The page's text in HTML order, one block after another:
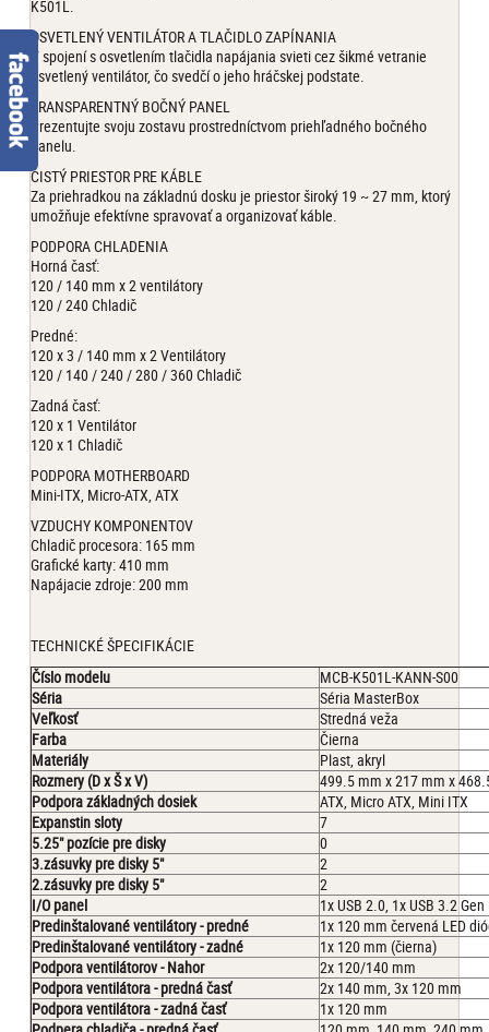
K501L.
OSVETLENÝ VENTILÁTOR A TLAČIDLO ZAPÍNANIA
V spojení s osvetlením tlačidla napájania svieti cez šikmé vetranie
osvetlený ventilátor, čo svedčí o jeho hráčskej podstate.
TRANSPARENTNÝ BOČNÝ PANEL
Prezentujte svoju zostavu prostredníctvom priehľadného bočného
panelu.
ČISTÝ PRIESTOR PRE KÁBLE
Za priehradkou na základnú dosku je priestor široký 19 ~ 27 mm, ktorý
umožňuje efektívne spravovať a organizovať káble.
PODPORA CHLADENIA
Horná časť:
120 / 140 mm x 2 ventilátory
120 / 240 Chladič
Predné:
120 x 3 / 140 mm x 2 Ventilátory
120 / 140 / 240 / 280 / 360 Chladič
Zadná časť:
120 x 1 Ventilátor
120 x 1 Chladič
PODPORA MOTHERBOARD
Mini-ITX, Micro-ATX, ATX
VZDUCHY KOMPONENTOV
Chladič procesora: 165 mm
Grafické karty: 410 mm
Napájacie zdroje: 200 mm
TECHNICKÉ ŠPECIFIKÁCIE
Číslo modelu
MCB-K501L-KANN-S00
Séria
Séria MasterBox
Veľkosť
Stredná veža
Farba
Čierna
Materiály
Plast, akryl
Rozmery (D x Š x V)
499.5 mm x 217 mm x
Podpora základných dosiek
ATX, Micro ATX, Mini ITX
Expanstin sloty
7
5.25" pozície pre disky
0
3.zásuvky pre disky 5"
2
2.zásuvky pre disky 5"
2
I/O panel
1x USB 2.0, 1x USB 3.2
Predinštalované ventilátory - predné
1x 120 mm červená LED
Predinštalované ventilátory - zadné
1x 120 mm (čierna)
Podpora ventilátorov - Nahor
2x 120/140 mm
Podpora ventilátora - predná časť
2x 140 mm, 3x 120 mm
Podpora ventilátora - zadná časť
1x 120 mm